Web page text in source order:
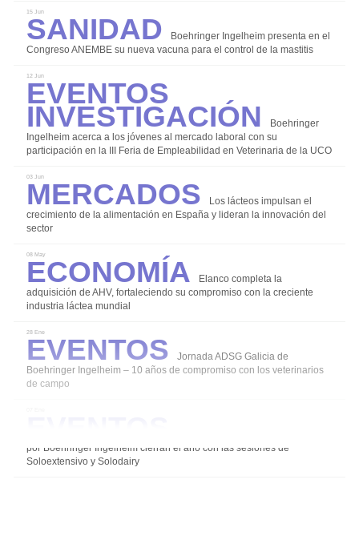
Patología y Diagnóstico
Reproducción y Genética
Sanidad
Economía
Eventos
Mercados
Sostenibilidad
Mamitis
Salud y Bienestar en el ordeño
antibióticos
15 Jun
Sanidad
Boehringer Ingelheim presenta en el
Congreso ANEMBE su nueva vacuna para el control de la mastitis
12 Jun
Eventos
Investigación
Boehringer
Ingelheim acerca a los jóvenes al mercado laboral con su
participación en la III Feria de Empleabilidad en Veterinaria de la UCO
03 Jun
Mercados
Los lácteos impulsan el
crecimiento de la alimentación en España y lideran la innovación del
sector
08 May
Economía
Elanco completa la
adquisición de AHV, fortaleciendo su compromiso con la creciente
industria láctea mundial
28 Ene
Eventos
Jornada ADSG Galicia de
Boehringer Ingelheim – 10 años de compromiso con los veterinarios
de campo
por Boehringer Ingelheim cierran el año con las sesiones de
Soloextensivo y Solodairy